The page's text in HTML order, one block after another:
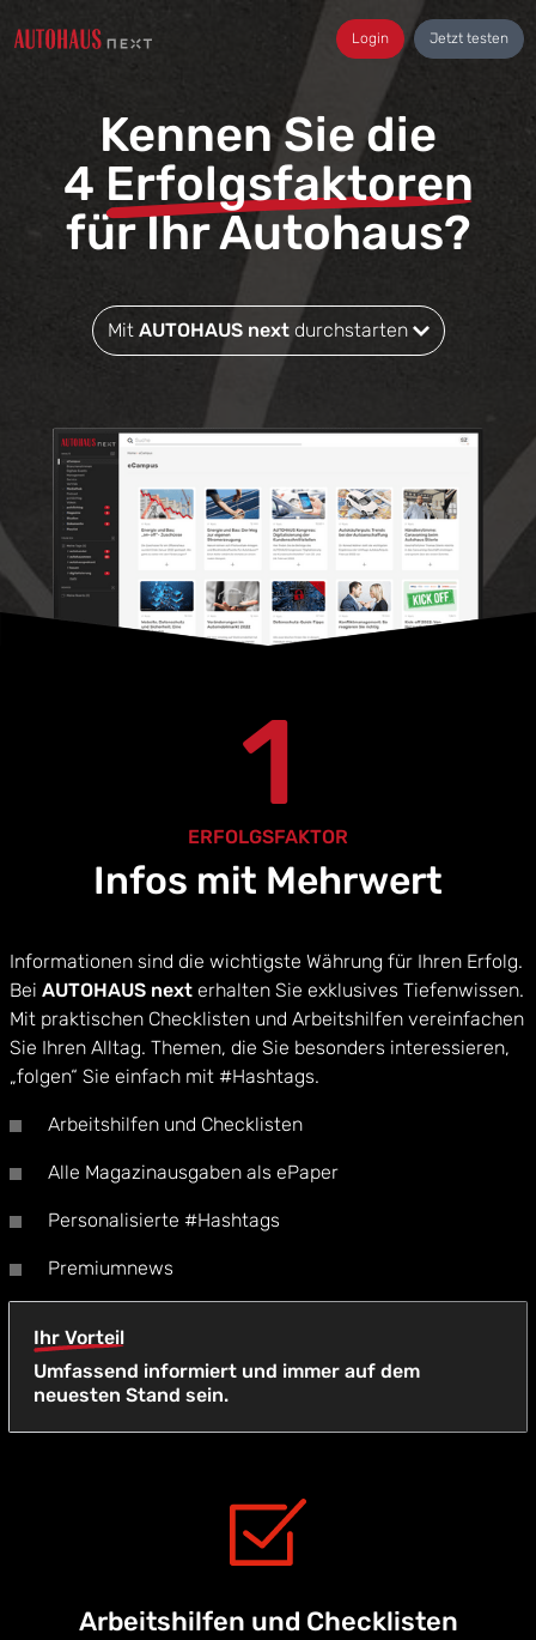
Login Jetzt testen
Kennen Sie die
4 Erfolgsfaktoren
für Ihr Autohaus?
Mit AUTOHAUS nextdurchstarten
1
ERFOLGSFAKTOR
Infos mit Mehrwert
Informationen sind die wichtigste Währung für Ihren Erfolg.
Bei AUTOHAUS next erhalten Sie exklusives Tiefenwissen.
Mit praktischen Checklisten und Arbeitshilfen vereinfachen
Sie Ihren Alltag. Themen, die Sie besonders interessieren,
„folgen“ Sie einfach mit #Hashtags.
Arbeitshilfen und Checklisten
Alle Magazinausgaben als ePaper
Personalisierte #Hashtags
Premiumnews
Ihr Vorteil
Umfassend informiert und immer auf dem
neuesten Stand sein.
Arbeitshilfen und Checklisten